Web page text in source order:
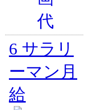
6 サラリ
ーマン月
給